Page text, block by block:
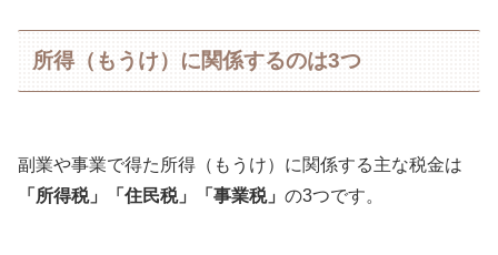
所得（もうけ）に関係するのは3つ
副業や事業で得た所得（もうけ）に関係する主な税金は
「所得税」「住民税」「事業税」 の3つです。